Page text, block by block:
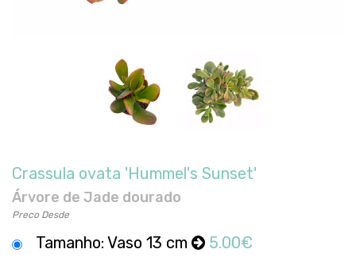
Crassula ovata 'Hummel's Sunset'
Árvore de Jade dourado
Preco Desde
Tamanho: Vaso 13 cm 5.00€